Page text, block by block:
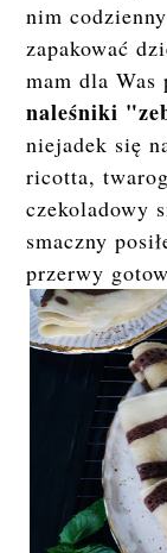
nim
zapakować
mam dla
naleśniki
niejadek się
ricotta,
czekoladowy
smaczny
przerwy